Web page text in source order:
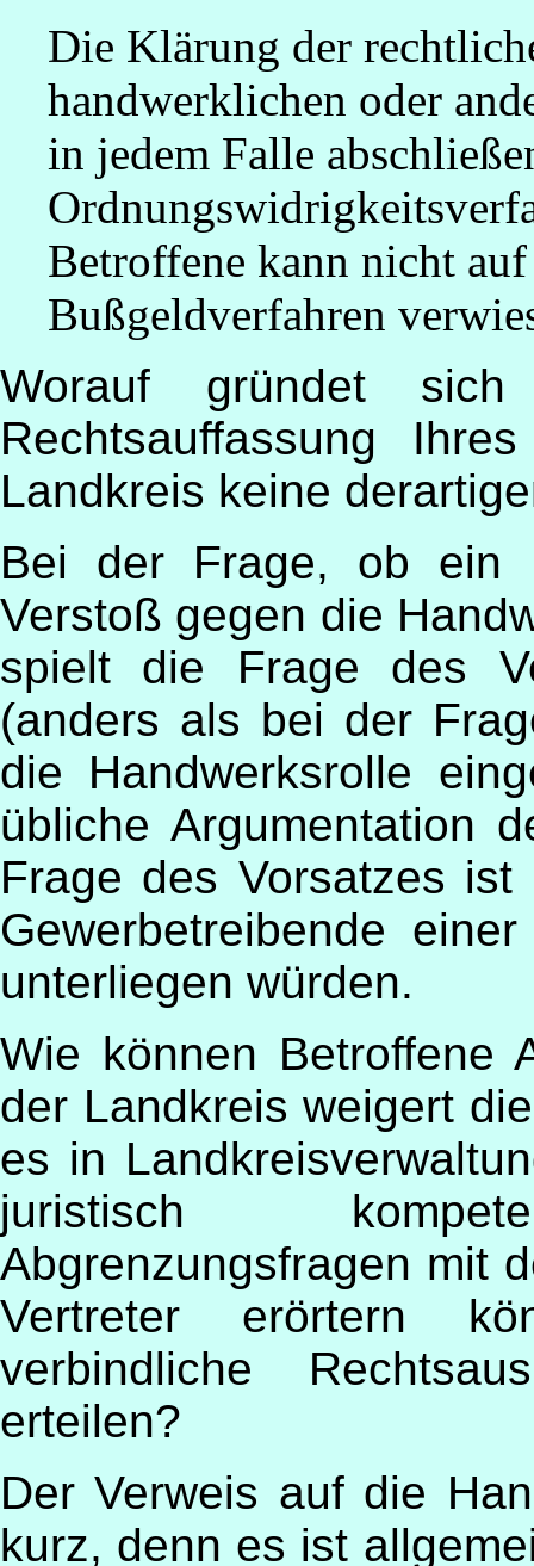
Die Klärung der
handwerklichen oder
in jedem Falle
Betroffene kann nicht
Bußgeldverfahren
Worauf gründet
Rechtsauffassung
Landkreis keine
Bei der Frage, ob ein
Verstoß gegen die
spielt die Frage des
(anders als bei der
die Handwerksrolle
übliche Argumentation
Frage des Vorsatzes
Gewerbetreibende
unterliegen würden.
Wie können Betroffene
der Landkreis weigert
es in
juristisch
Abgrenzungsfragen mit
Vertreter erörtern
verbindliche
erteilen?
Der Verweis auf die
kurz, denn es ist